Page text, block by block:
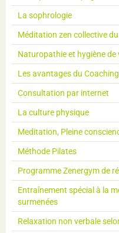
La sophrologie
Méditation zen collective
Naturopathie et hygiène de
Les avantages du
Consultation par internet
La culture physique
Meditation, Pleine
Méthode Pilates
Programme Zenergym de
Entraînement spécial à la
surmenées
Relaxation non verbale